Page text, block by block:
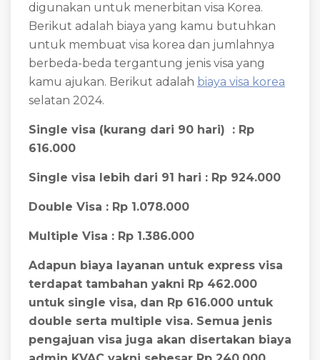
digunakan untuk menerbitan visa Korea.
Berikut adalah biaya yang kamu butuhkan
untuk membuat visa korea dan jumlahnya
berbeda-beda tergantung jenis visa yang
kamu ajukan. Berikut adalah biaya visa korea
selatan 2024.
Single visa (kurang dari 90 hari) : Rp
616.000
Single visa lebih dari 91 hari : Rp 924.000
Double Visa : Rp 1.078.000
Multiple Visa : Rp 1.386.000
Adapun biaya layanan untuk express visa
terdapat tambahan yakni Rp 462.000
untuk single visa, dan Rp 616.000 untuk
double serta multiple visa. Semua jenis
pengajuan visa juga akan disertakan biaya